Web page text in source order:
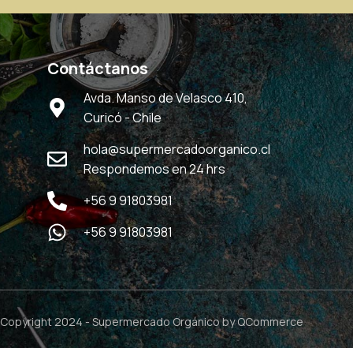
Contáctanos
Avda. Manso de Velasco 410,
Curicó - Chile
hola@supermercadoorganico.cl
Respondemos en 24 hrs
+56 9 91803981
+56 9 91803981
Copyright 2024 -Supermercado Orgánicoby QCommerce